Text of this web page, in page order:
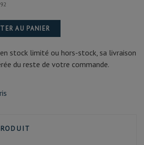
AU PANIER
stock limité ou hors-stock, sa livraison
du reste de votre commande.